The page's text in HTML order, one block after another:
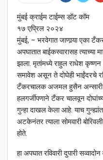
मुंबई क्राईम टाईम्स डॉट कॉम
१७ एप्रिल २०२४
मुंबई, – भरवेगात जाणार्‍या एका
अपघातात बाईकस्वारासह त्याच्या
झाला. मृतांमध्ये राहुल राधेश
समावेश असून ते दोघेही भाईंदरचे
टँकरचालक अजमल हुसैन अन्सारी
हलगर्जीपणाने टँकर चालवून
गुन्हा दाखल केला आहे. याच
अटकेनंतर त्याला सोमवारी
होते.
हा अपघात रविवारी दुपारी